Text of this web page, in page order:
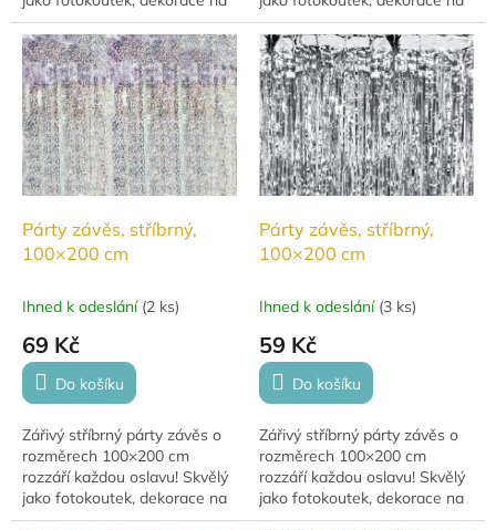
stěnu nebo vchod.
stěnu nebo vchod.
Párty závěs, stříbrný,
100×200 cm
Ihned k odeslání (2 ks)
69 Kč
Do košíku
Zářivý stříbrný párty závěs o
rozměrech 100×200 cm
rozzáří každou oslavu! Skvělý
jako fotokoutek, dekorace na
stěnu nebo vchod.
Párty závěs, stříbrný,
100×200 cm
Ihned k odeslání (3 ks)
59 Kč
Do košíku
Zářivý stříbrný párty závěs o
rozměrech 100×200 cm
rozzáří každou oslavu! Skvělý
jako fotokoutek, dekorace na
stěnu nebo vchod.